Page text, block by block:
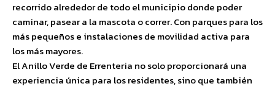
recorrido alrededor de todo el municipio donde poder
caminar, pasear a la mascota o correr. Con parques para los
más pequeños e instalaciones de movilidad activa para
los más mayores.
El Anillo Verde de Errenteria no solo proporcionará una
experiencia única para los residentes, sino que también